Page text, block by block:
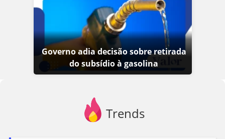
Governo adia decisão sobre retirada
do subsídio à gasolina
Trends